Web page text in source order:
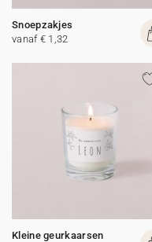
Snoepzakjes
vanaf € 1,32
Kleine geurkaarsen